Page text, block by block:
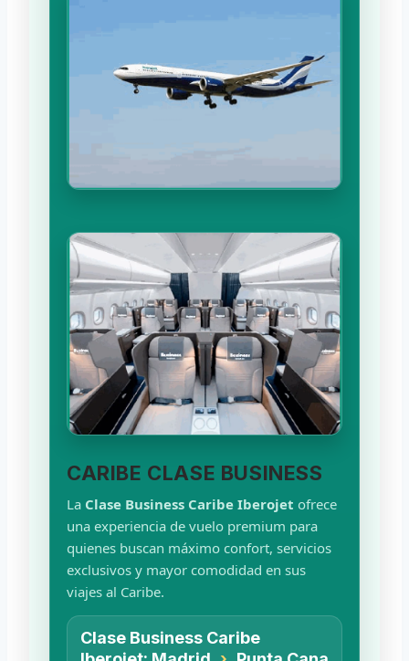
CARIBE CLASE BUSINESS
La Clase Business Caribe Iberojet ofrece
una experiencia de vuelo premium para
quienes buscan máximo confort, servicios
exclusivos y mayor comodidad en sus
viajes al Caribe.
Clase Business Caribe